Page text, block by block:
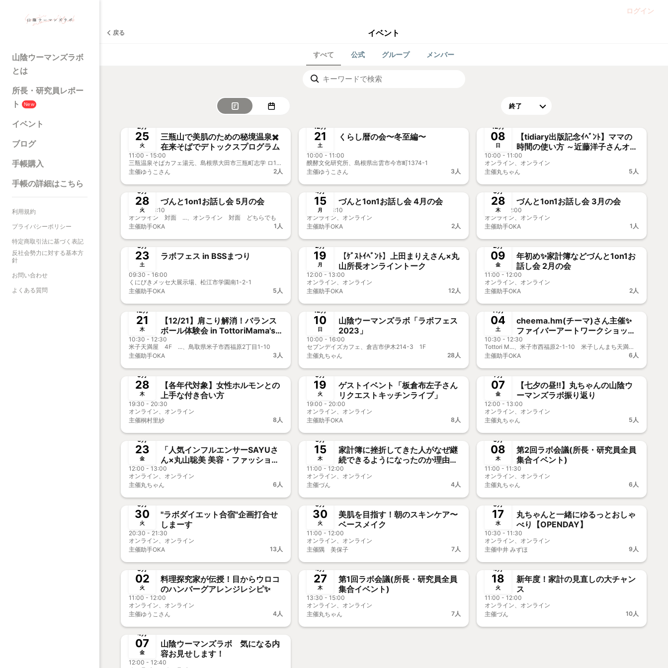
ログイン
山陰ウーマンズラボ
とは
所長・研究員レポー
ト
New
イベント
ブログ
手帳購入
手帳の詳細はこちら
利用規約
プライバシーポリシー
特定商取引法に基づく表記
反社会勢力に対する基本方
針
お問い合わせ
よくある質問
戻る イベント
すべて 公式 グループ メンバー
新メンバー歓迎
2月
25
火
三瓶山で美肌のための秘境温泉✖️
在来そばでデトックスプログラム
11:00 - 15:00
三瓶温泉そばカフェ湯元、島根県大田市三瓶町志学 ロ1730-11
主催ゆうこさん 2人
12月
21
土
くらし暦の会〜冬至編〜
10:00 - 11:00
醗酵文化研究所、島根県出雲市今市町1374-1
主催ゆうこさん 3人
12月
08
日
【tidiary出版記念ｲﾍﾞﾝﾄ】ママの
時間の使い方 ～近藤洋子さんオン
ライントーク～
10:00 - 11:00
オンライン、オンライン
主催丸ちゃん 5人
5月
28
火
づんと1on1お話し会 5月の会
12:10 - 13:10
オンライン 対面 ...、オンライン 対面 どちらでも
主催助手OKA 1人
4月
15
月
づんと1on1お話し会 4月の会
12:10 - 13:10
オンライン、オンライン
主催助手OKA 2人
3月
28
木
づんと1on1お話し会 3月の会
11:00 - 12:00
オンライン、オンライン
主催助手OKA 1人
3月
23
土
ラボフェス in BSSまつり
09:30 - 16:00
くにびきメッセ大展示場、松江市学園南1-2-1
主催助手OKA 5人
2月
19
月
【ｹﾞｽﾄｲﾍﾞﾝﾄ】上田まりえさん×丸
山所長オンライントーク
12:00 - 13:00
オンライン、オンライン
主催助手OKA 12人
2月
09
金
年初め✨家計簿などづんと1on1お
話し会 2月の会
11:00 - 12:00
オンライン、オンライン
主催助手OKA 2人
12月
21
木
【12/21】肩こり解消！バランス
ボール体験会 in TottoriMama's
OPENDAY
10:30 - 12:30
米子天満屋 4F ...、鳥取県米子市西福原2丁目1-10
主催助手OKA 3人
12月
10
日
山陰ウーマンズラボ「ラボフェス
2023」
10:00 - 16:00
セブンデイズカフェ、倉吉市伊木214-3 1F
主催丸ちゃん 28人
11月
04
土
cheema.hm(チーマ)さん主催✨
ファイバーアートワークショップ
Vol.2
10:30 - 12:30
Tottori M...、米子市西福原2-1-10 米子しんまち天満屋4F
主催助手OKA 6人
9月
28
木
【各年代対象】女性ホルモンとの
上手な付き合い方
19:30 - 20:30
オンライン、オンライン
主催桐村里紗 8人
9月
19
火
ゲストイベント「板倉布左子さん
リクエストキッチンライブ」
19:00 - 20:00
オンライン、オンライン
主催助手OKA 8人
7月
07
金
【七夕の昼!!】丸ちゃんの山陰ウ
ーマンズラボ振り返り
12:00 - 13:00
オンライン、オンライン
主催丸ちゃん 5人
6月
23
金
「人気インフルエンサーSAYUさ
ん×丸山聡美 美容・ファッショ
ン・ライフスタイル」独占オンラ
イントーク配信！
12:00 - 13:00
オンライン、オンライン
主催丸ちゃん 6人
6月
15
木
家計簿に挫折してきた人がなぜ継
続できるようになったのか理由を
深掘り！
11:00 - 12:00
オンライン、オンライン
主催づん 4人
6月
08
木
第2回ラボ会議(所長・研究員全員
集合イベント)
11:00 - 11:30
オンライン、オンライン
主催丸ちゃん 6人
5月
30
火
"ラボダイエット合宿"企画打合せ
しまーす
20:30 - 21:30
オンライン、オンライン
主催助手OKA 13人
5月
30
火
美肌を目指す！朝のスキンケア〜
ベースメイク
11:00 - 12:00
オンライン、オンライン
主催隅 美保子 7人
5月
17
水
丸ちゃんと一緒にゆるっとおしゃ
べり【OPENDAY】
10:30 - 11:30
オンライン、オンライン
主催中井 みずほ 9人
5月
02
火
料理探究家が伝授！目からウロコ
のハンバーグアレンジレシピ✨
11:00 - 12:00
オンライン、オンライン
主催ゆうこさん 4人
4月
27
木
第1回ラボ会議(所長・研究員全員
集合イベント)
13:30 - 15:00
オンライン、オンライン
主催丸ちゃん 7人
4月
18
火
新年度！家計の見直しの大チャン
ス
11:00 - 12:00
オンライン、オンライン
主催づん 10人
4月
07
金
山陰ウーマンズラボ 気になる内
容お見せします！
12:00 - 12:40